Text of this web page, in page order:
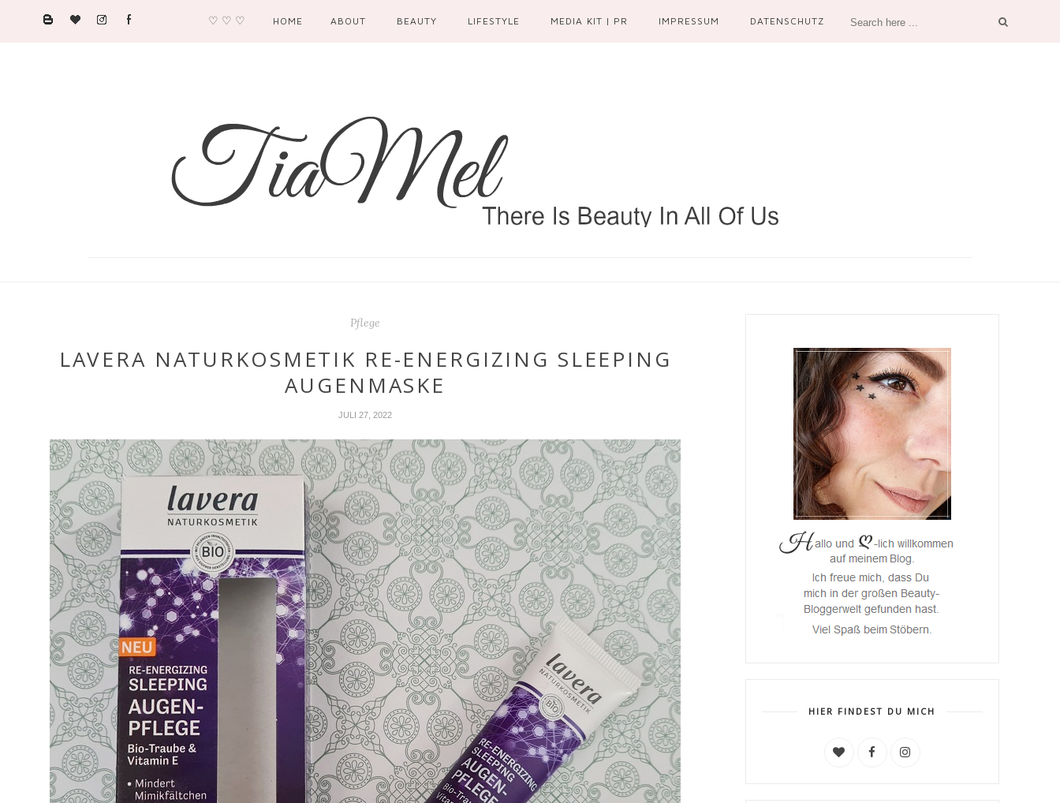
♡ ♡ ♡ HOME ABOUT BEAUTY LIFESTYLE MEDIA KIT | PR IMPRESSUM DATENSCHUTZ
Pflege
LAVERA NATURKOSMETIK RE-ENERGIZING SLEEPING
AUGENMASKE
JULI 27, 2022
HIER FINDEST DU MICH